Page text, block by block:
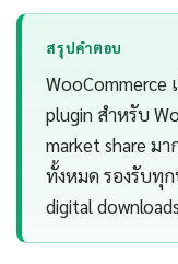
สรุปคำตอบ
WooCommerce
plugin สำหรับ
market share ม
ทั้งหมด รองรับทุ
digital